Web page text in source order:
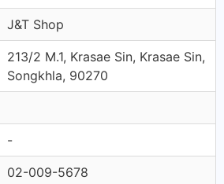
J&T Shop
213/2 M.1, Krasae Sin, Krasae Sin,
Songkhla, 90270
-
02-009-5678